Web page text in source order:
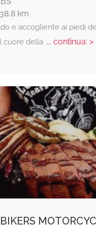
km
e accogliente ai piedi
cuore della... continua: >